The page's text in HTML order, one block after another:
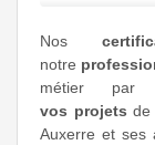
Nos
notre
métier par
vos projets de
Auxerre et ses